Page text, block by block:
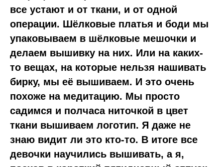
все устают и от ткани, и от одной
операции. Шёлковые платья и боди мы
упаковываем в шёлковые мешочки и
делаем вышивку на них. Или на каких-
то вещах, на которые нельзя нашивать
бирку, мы её вышиваем. И это очень
похоже на медитацию. Мы просто
садимся и полчаса ниточкой в цвет
ткани вышиваем логотип. Я даже не
знаю видит ли это кто-то. В итоге все
девочки научились вышивать, а я,